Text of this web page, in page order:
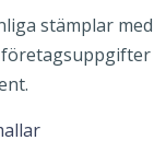
stämplar